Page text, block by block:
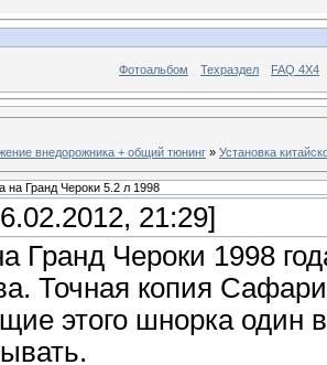
Фотоальбом Техраздел FAQ 4X4
внедорожника + общий тюнинг » Установка
на Гранд Чероки 5.2 л 1998
21:29]
Гранд Чероки 1998
Точная копия
этого шнорка один